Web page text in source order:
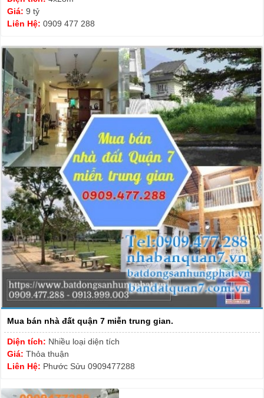
Giá: 9 tỷ
Liên Hệ: 0909 477 288
Mua bán nhà đất quận 7 miễn trung gian.
Diện tích: Nhiều loại diện tích
Giá: Thỏa thuận
Liên Hệ: Phước Sửu 0909477288